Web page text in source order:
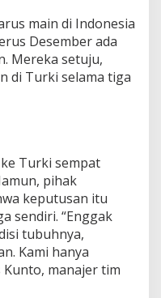
main di Indonesia
Desember ada
Mereka setuju,
di Turki selama tiga
Turki sempat
pihak
keputusan itu
sendiri. “Enggak
tubuhnya,
Kami hanya
Kunto, manajer tim